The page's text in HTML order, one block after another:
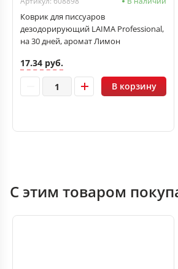
Коврик для писсуаров
дезодорирующий LAIMA Professional,
на 30 дней, аромат Лимон
17.34 руб.
В корзину
С этим товаром